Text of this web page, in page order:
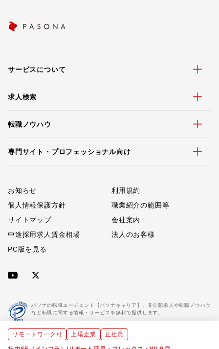
サービスについて
求人検索
転職ノウハウ
専門サイト・プロフェッショナル向け
お知らせ
利用規約
個人情報保護方針
職業紹介の範囲等
サイトマップ
会社案内
中途採用求人賃金相場
法人のお客様
PC版を見る
パソナの転職エージェント【パソナキャリア】。非公開求人や転職ノウハウ
など転職に関する情報・サービスを無料で提供します。
「パソナキャリア」は職業紹介優良事業者に認定されています。
リモートワーク可 上場企業 正社員